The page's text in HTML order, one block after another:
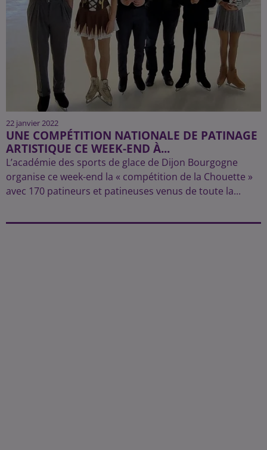
22 janvier 2022
UNE COMPÉTITION NATIONALE DE PATINAGE
ARTISTIQUE CE WEEK-END À...
L’académie des sports de glace de Dijon Bourgogne
organise ce week-end la « compétition de la Chouette »
avec 170 patineurs et patineuses venus de toute la...